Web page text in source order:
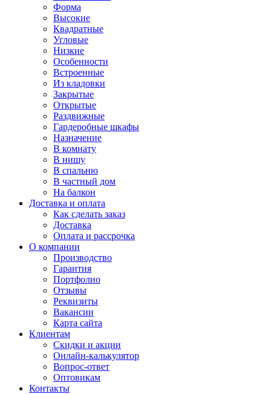
Форма
Высокие
Квадратные
Угловые
Низкие
Особенности
Встроенные
Из кладовки
Закрытые
Открытые
Раздвижные
Гардеробные шкафы
Назначение
В комнату
В нишу
В спальню
В частный дом
На балкон
Доставка и оплата
Как сделать заказ
Доставка
Оплата и рассрочка
О компании
Производство
Гарантия
Портфолио
Отзывы
Реквизиты
Вакансии
Карта сайта
Клиентам
Скидки и акции
Онлайн-калькулятор
Вопрос-ответ
Оптовикам
Контакты